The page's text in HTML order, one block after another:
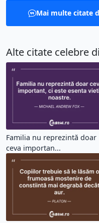
Mai multe citate
Alte citate celebre
Familia nu reprezintă doar
ceva importan...